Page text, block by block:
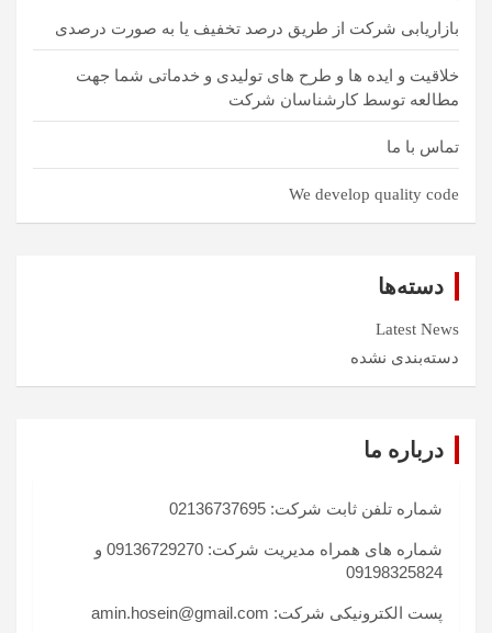
بازاریابی شرکت از طریق درصد تخفیف یا به صورت درصدی
خلاقیت و ایده ها و طرح های تولیدی و خدماتی شما جهت
مطالعه توسط کارشناسان شرکت
تماس با ما
We develop quality code
دسته‌ها
Latest News
دسته‌بندی نشده
درباره ما
شماره تلفن ثابت شرکت: 02136737695
شماره های همراه مدیریت شرکت: 09136729270 و
09198325824
پست الکترونیکی شرکت: amin.hosein@gmail.com